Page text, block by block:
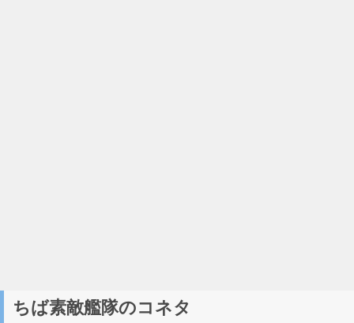
ちば素敵艦隊のコネタ